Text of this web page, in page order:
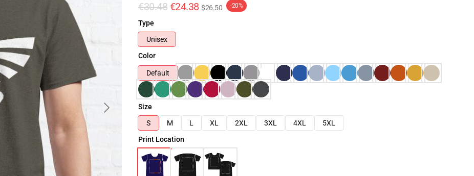
€30.48 €24.38 $26.50 -20%
Type
Unisex
Color
Default
Size
S
M L XL 2XL 3XL 4XL
5XL
Print Location